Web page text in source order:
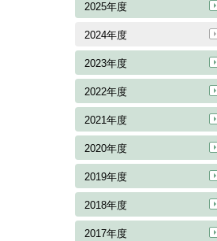
2025年度
2024年度
2023年度
2022年度
2021年度
2020年度
2019年度
2018年度
2017年度